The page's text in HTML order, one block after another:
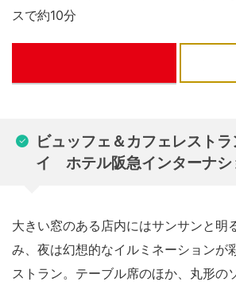
スで約10分
ビュッフェ＆カフェレスト
イ ホテル阪急インターナシ
大きい窓のある店内にはサンサンと明
み、夜は幻想的なイルミネーションが
ストラン。テーブル席のほか、丸形の